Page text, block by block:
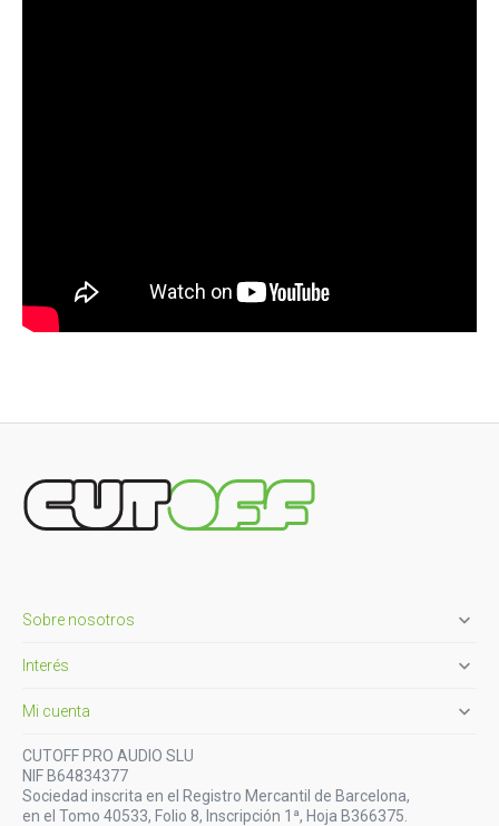
Sobre nosotros 
Interés 
Mi cuenta 
CUTOFF PRO AUDIO SLU
NIF B64834377
Sociedad inscrita en el Registro Mercantil de Barcelona,
en el Tomo 40533, Folio 8, Inscripción 1ª, Hoja B366375.